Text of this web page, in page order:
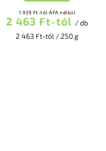
1 939 Ft-tól ÁFA nélkül
2 463 Ft-tól / db
2 463 Ft-tól / 250 g